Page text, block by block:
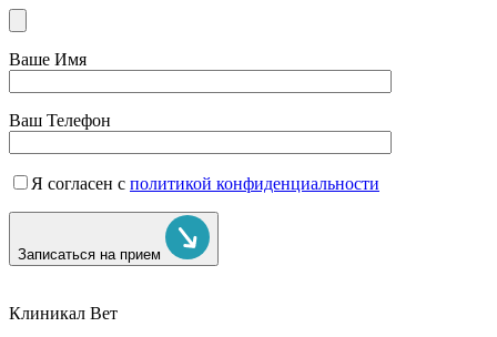
Ваше Имя
Ваш Телефон
Я согласен с политикой конфиденциальности
Записаться на прием
Клиникал Вет